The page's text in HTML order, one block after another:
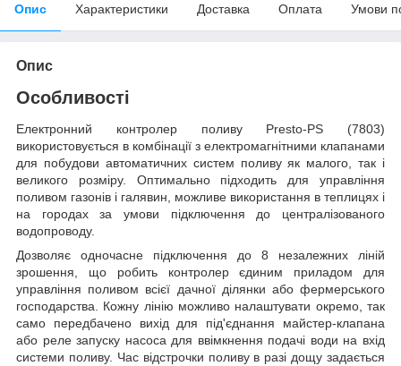
Опис Характеристики Доставка Оплата Умови
Опис
Особливості
Електронний контролер поливу Presto-PS (7803)
використовується в комбінації з електромагнітними клапанами
для побудови автоматичних систем поливу як малого, так і
великого розміру. Оптимально підходить для управління
поливом газонів і галявин, можливе використання в теплицях і
на городах за умови підключення до централізованого
водопроводу.
Дозволяє одночасне підключення до 8 незалежних ліній
зрошення, що робить контролер єдиним приладом для
управління поливом всієї дачної ділянки або фермерського
господарства. Кожну лінію можливо налаштувати окремо, так
само передбачено вихід для під'єднання майстер-клапана
або реле запуску насоса для ввімкнення подачі води на вхід
системи поливу. Час відстрочки поливу в разі дощу задається